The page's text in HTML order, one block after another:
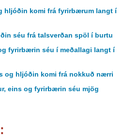
hljóðin komi frá fyrirbærum langt í
séu frá talsverðan spöl í burtu
fyrirbærin séu í meðallagi langt í
og hljóðin komi frá nokkuð nærri
eins og fyrirbærin séu mjög